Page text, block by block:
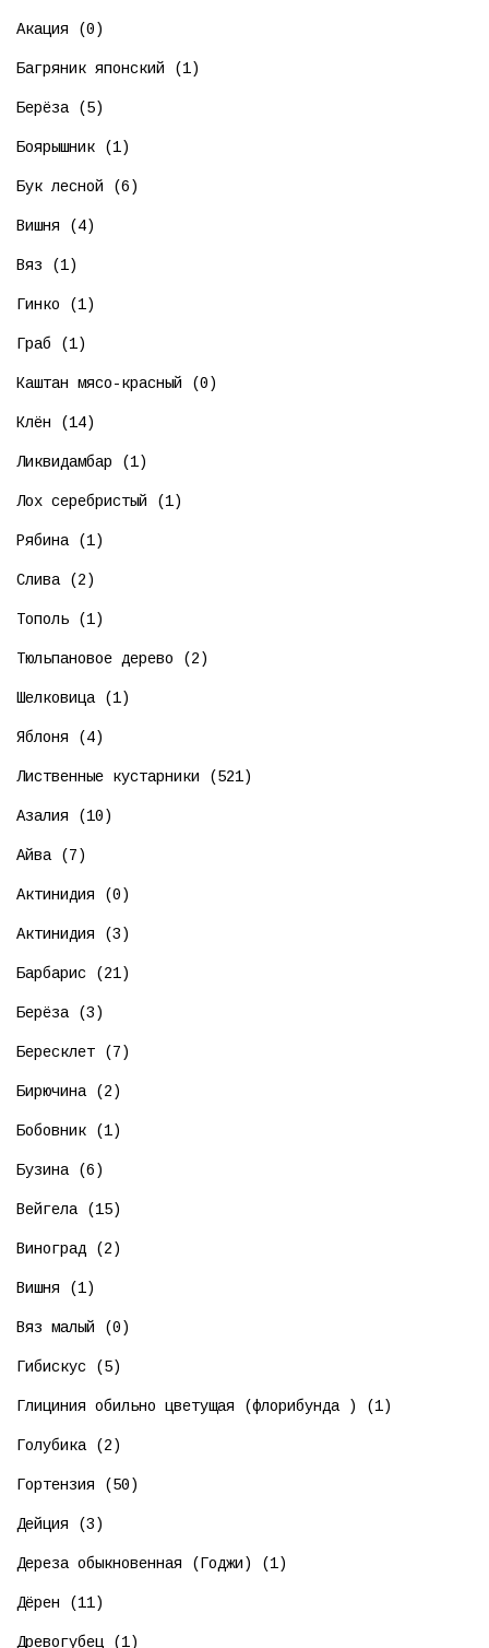
Акация (0)
Багряник японский (1)
Берёза (5)
Боярышник (1)
Бук лесной (6)
Вишня (4)
Вяз (1)
Гинко (1)
Граб (1)
Каштан мясо-красный (0)
Клён (14)
Ликвидамбар (1)
Лох серебристый (1)
Рябина (1)
Слива (2)
Тополь (1)
Тюльпановое дерево (2)
Шелковица (1)
Яблоня (4)
Лиственные кустарники (521)
Азалия (10)
Айва (7)
Актинидия (0)
Актинидия (3)
Барбарис (21)
Берёза (3)
Бересклет (7)
Бирючина (2)
Бобовник (1)
Бузина (6)
Вейгела (15)
Виноград (2)
Вишня (1)
Вяз малый (0)
Гибискус (5)
Глициния обильно цветущая (флорибунда ) (1)
Голубика (2)
Гортензия (50)
Дейция (3)
Дереза обыкновенная (Годжи) (1)
Дёрен (11)
Древогубец (1)